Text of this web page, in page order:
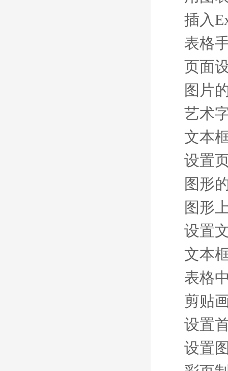
插入
表格
页面
图片
艺术
文本
设置
图形
图形
设置
文本
表格
剪贴
设置
设置